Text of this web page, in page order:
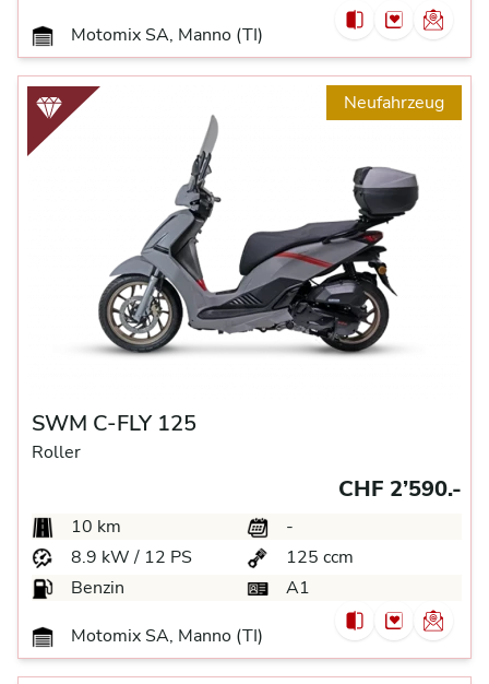
Motomix SA, Manno (TI)
Neufahrzeug
SWM C-FLY 125
Roller
CHF 2’590.-
10 km
-
8.9 kW / 12 PS
125 ccm
Benzin
A1
Motomix SA, Manno (TI)